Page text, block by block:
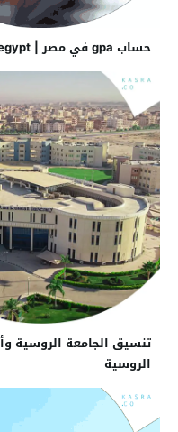
حساب gpa في مصر | gpa grades in egypt
تنسيق الجامعة الروسية
الروسية